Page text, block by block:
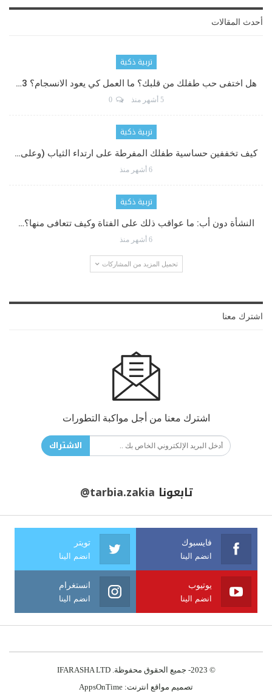
أحدث المقالات
تربية ذكية
هل اختفى حب طفلك من قلبك؟ ما العمل كي يعود الانسجام؟ 3…
5 أشهر منذ 0
تربية ذكية
كيف تخففين حساسية طفلك المفرطة على ارتداء الثياب (وعلى…
6 أشهر منذ
تربية ذكية
النشأة دون أب: ما عواقب ذلك على الفتاة وكيف تتعافى منها؟…
6 أشهر منذ
تحميل المزيد من المشاركات
اشترك معنا
اشترك معنا من أجل مواكبة التطورات
الاشتراك
تابعونا @tarbia.zakia
فايسبوك
انضم الينا
تويتر
انضم الينا
يوتيوب
انضم الينا
انستغرام
انضم الينا
© 2023- جميع الحقوق محفوظة. IFARASHA LTD
تصميم مواقع انترنت: AppsOnTime